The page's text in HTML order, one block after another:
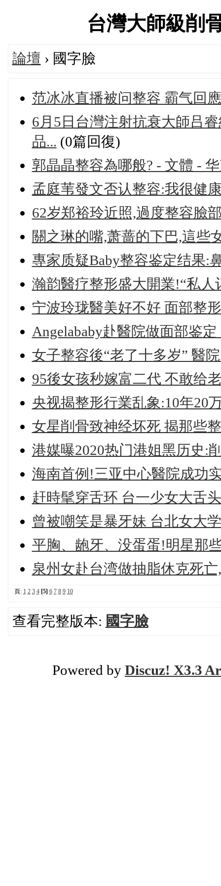
台灣大師級削
論壇 › 國字臉
范冰冰直播被问整容 霸气回
6月5日台灣注射抗衰大師吕
品... (0篇回復)
郭晶晶整容為哪般? - 文體 -
孟庭苇發文否认整容:我很健
62岁郑裕玲近照,過度整容臉
關之琳的嘴,萧蔷的下巴,這些
專家质疑Baby整容鉴定结果:
瀚韵醫疗整形盛大開業!“私人
宁波玲珑醫美好不好 面部整
Angelababy赴醫院做面部鉴
女子整容後“老了十多岁” 醫
95後女孩秒嫁富二代 不敢给
央视揭整形行業乱象:10年20
女星削骨致神经坏死 揭那些
港媒曝2020热门港姐黑历史:
海南首例!三亚中心醫院成功
赶時髦穿舌环 台一少女大舌
曾被嘲笑是暴牙妹 台北女大
平胸、龅牙、没蛋蛋!明星那
泉州女赴台湾做抽脂休克死
頁: 1 2 3 4 [5] 6 7 8 9 10
查看完整版本: 國字臉
Powered by Discuz! X3.3